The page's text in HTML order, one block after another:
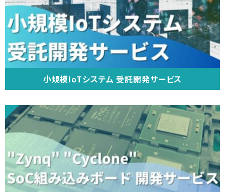
小規模IoTシステム 受託開発サービス